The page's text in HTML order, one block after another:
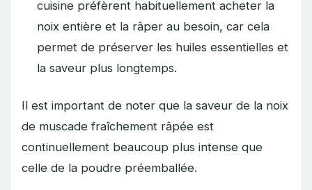
cuisine préfèrent habituellement acheter la
noix entière et la râper au besoin, car cela
permet de préserver les huiles essentielles et
la saveur plus longtemps.
Il est important de noter que la saveur de la noix
de muscade fraîchement râpée est
continuellement beaucoup plus intense que
celle de la poudre préemballée.